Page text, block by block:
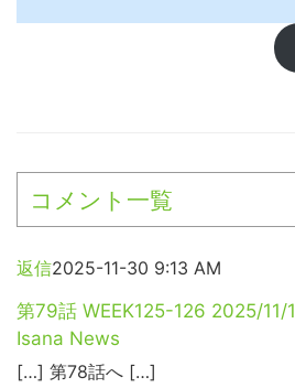
コメント一覧
返信2025-11-30 9:13 AM
第79話 WEEK125-126 2025/
Isana News
[…] 第78話へ […]